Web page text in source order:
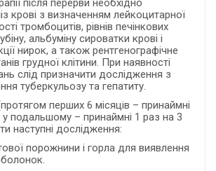
після перерви необхідно
крові з визначенням лейкоцитарної
тромбоцитів, рівнів печінкових
альбуміну сироватки крові і
нирок, а також рентгенографічне
грудної клітини. При наявності
слід призначити дослідження з
туберкульозу та гепатиту.
перших 6 місяців – принаймні
у подальшому – принаймні 1 раз на 3
наступні дослідження:
порожнини і горла для виявлення